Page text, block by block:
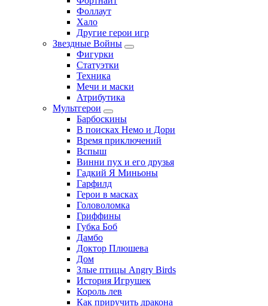
Фоллаут
Хало
Другие герои игр
Звездные Войны
Фигурки
Статуэтки
Техника
Мечи и маски
Атрибутика
Мультгерои
Барбоскины
В поисках Немо и Дори
Время приключений
Вспыш
Винни пух и его друзья
Гадкий Я Миньоны
Гарфилд
Герои в масках
Головоломка
Гриффины
Губка Боб
Дамбо
Доктор Плюшева
Дом
Злые птицы Angry Birds
История Игрушек
Король лев
Как приручить дракона